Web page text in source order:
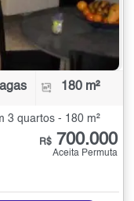
180 m²
3 quartos - 180 m²
R$ 700.000
Aceita Permuta